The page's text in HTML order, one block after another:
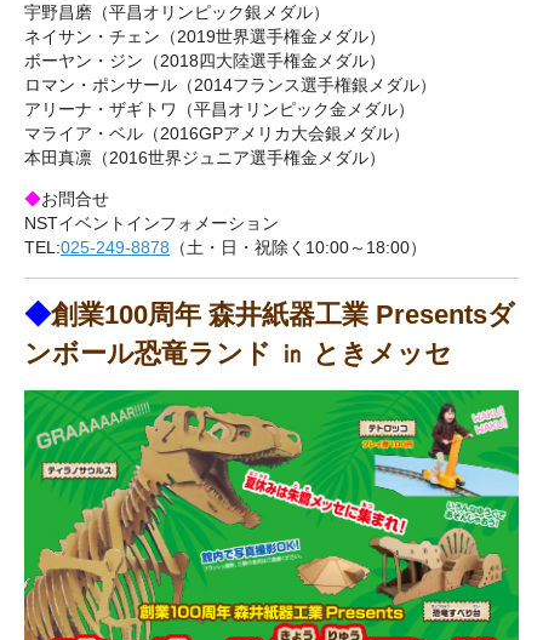
宇野昌磨（平昌オリンピック銀メダル）
ネイサン・チェン（2019世界選手権金メダル）
ボーヤン・ジン（2018四大陸選手権金メダル）
ロマン・ポンサール（2014フランス選手権銀メダル）
アリーナ・ザギトワ（平昌オリンピック金メダル）
マライア・ベル（2016GPアメリカ大会銀メダル）
本田真凛（2016世界ジュニア選手権金メダル）
◆お問合せ
NSTイベントインフォメーション
TEL:025-249-8878 （土・日・祝除く10:00～18:00）
◆創業100周年 森井紙器工業 Presentsダ
ンボール恐竜ランド ㏌ ときメッセ